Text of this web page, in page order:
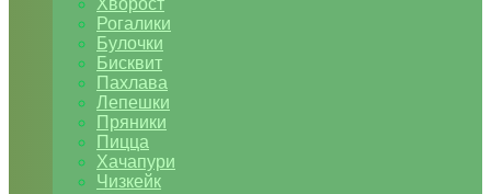
Хворост
Рогалики
Булочки
Бисквит
Пахлава
Лепешки
Пряники
Пицца
Хачапури
Чизкейк